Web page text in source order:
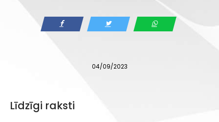
04/09/2023
Līdzīgi raksti